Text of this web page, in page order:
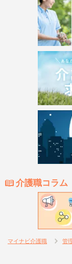
介護職コラム
マイナビ介護職 管